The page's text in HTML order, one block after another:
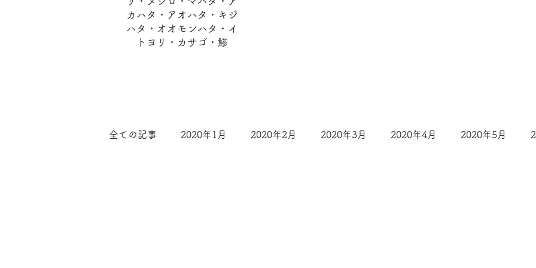
カハタ・アオハタ・キジ
ハタ​・オオモンハタ・イ
トヨリ・カサゴ・鯵
全ての記事 2020年1月 2020年2月 2020年3月 2020年4月 2020年5月